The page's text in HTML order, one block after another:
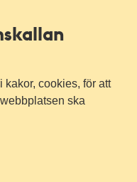
kakor, cookies, för att
ska